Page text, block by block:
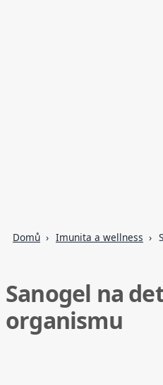
Domů Imunita a wellness
Sanogel na
organismu